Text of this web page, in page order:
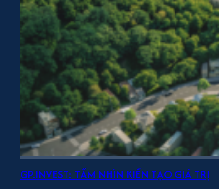
GP.INVEST: TẦM NHÌN KIẾN TẠO GIÁ TRỊ